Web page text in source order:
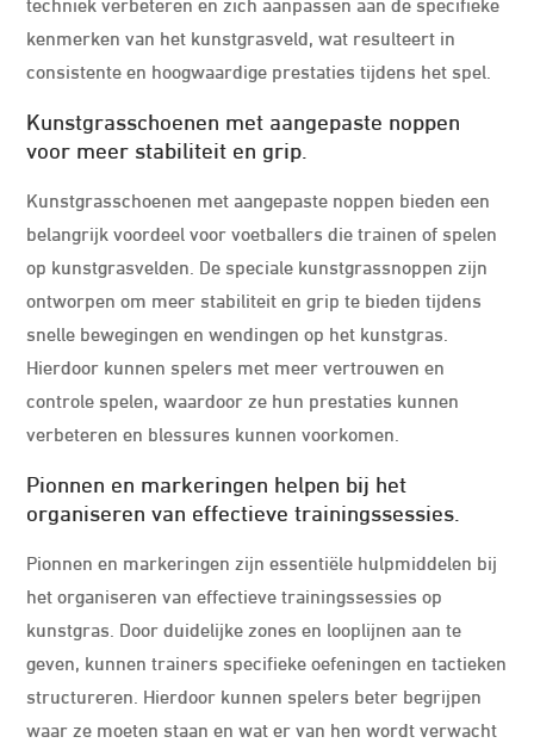
kenmerken van het kunstgrasveld, wat resulteert in
consistente en hoogwaardige prestaties tijdens het spel.
Kunstgrasschoenen met aangepaste noppen
voor meer stabiliteit en grip.
Kunstgrasschoenen met aangepaste noppen bieden een
belangrijk voordeel voor voetballers die trainen of spelen
op kunstgrasvelden. De speciale kunstgrassnoppen zijn
ontworpen om meer stabiliteit en grip te bieden tijdens
snelle bewegingen en wendingen op het kunstgras.
Hierdoor kunnen spelers met meer vertrouwen en
controle spelen, waardoor ze hun prestaties kunnen
verbeteren en blessures kunnen voorkomen.
Pionnen en markeringen helpen bij het
organiseren van effectieve trainingssessies.
Pionnen en markeringen zijn essentiële hulpmiddelen bij
het organiseren van effectieve trainingssessies op
kunstgras. Door duidelijke zones en looplijnen aan te
geven, kunnen trainers specifieke oefeningen en tactieken
structureren. Hierdoor kunnen spelers beter begrijpen
waar ze moeten staan en wat er van hen wordt verwacht